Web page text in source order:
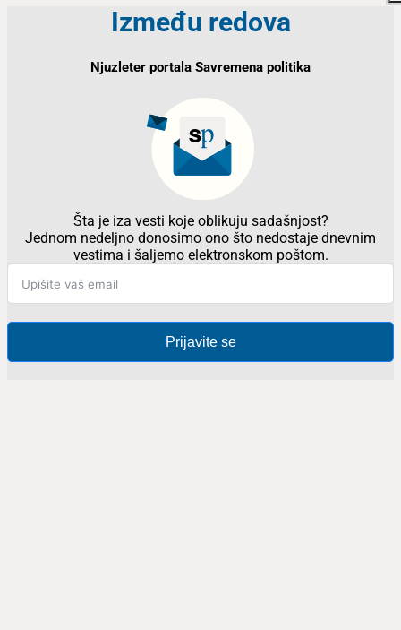
Između redova
Njuzleter portala Savremena politika
Šta je iza vesti koje oblikuju sadašnjost?
Jednom nedeljno donosimo ono što nedostaje dnevnim
vestima i šaljemo elektronskom poštom.
Prijavite se